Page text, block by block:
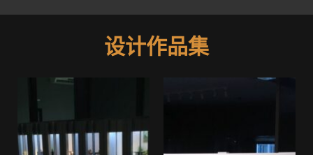
设计作品集